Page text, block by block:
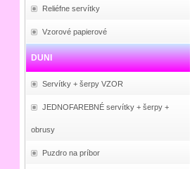
Reliéfne servítky
Vzorové papierové
DUNI
Servítky + šerpy VZOR
JEDNOFAREBNÉ servítky + šerpy +
obrusy
Puzdro na príbor